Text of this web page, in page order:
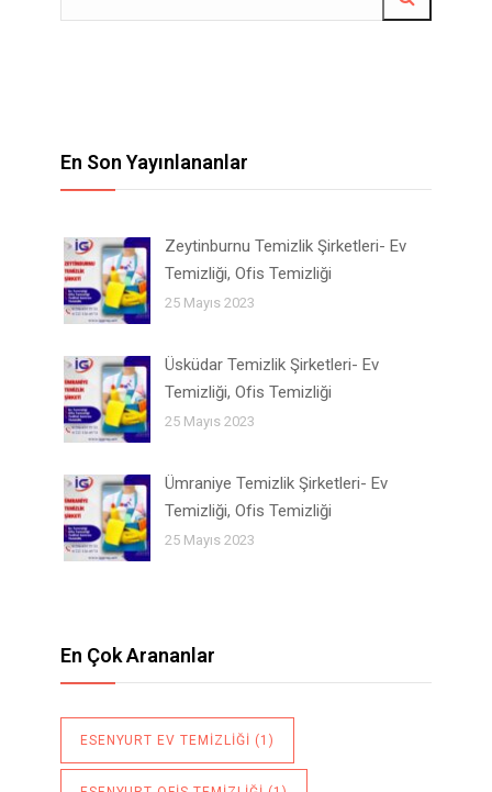
En Son Yayınlananlar
Zeytinburnu Temizlik Şirketleri- Ev
Temizliği, Ofis Temizliği
25 Mayıs 2023
Üsküdar Temizlik Şirketleri- Ev
Temizliği, Ofis Temizliği
25 Mayıs 2023
Ümraniye Temizlik Şirketleri- Ev
Temizliği, Ofis Temizliği
25 Mayıs 2023
En Çok Arananlar
ESENYURT EV TEMIZLIĞI (1)